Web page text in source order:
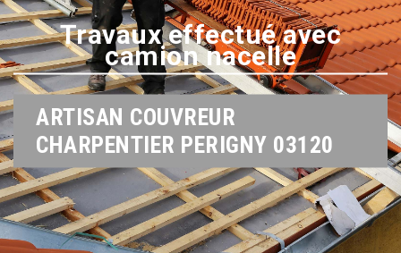
Travaux effectué avec
camion nacelle
ARTISAN COUVREUR
CHARPENTIER PERIGNY 03120